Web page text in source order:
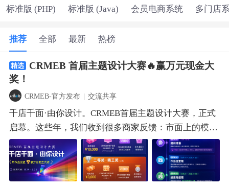
标准版 (PHP) 标准版 (Java) 会员电商系统 多门店
推荐 全部 最新 热榜
精选
CRMEB 首届主题设计大赛🔥赢万元现金大
奖！
CRMEB-官方发布 | 交流共享
千店千面·由你设计。CRMEB首届主题设计大赛，正式
启幕。这些年，我们收到很多商家反馈：市面上的模板
千篇一律，想要真正贴合品牌调性的设计，选择太少。
同时，很多创作者手里握着好作品，却缺少一个被看见
的舞台。所以，我们想通过CRMEB主题广场，让创作